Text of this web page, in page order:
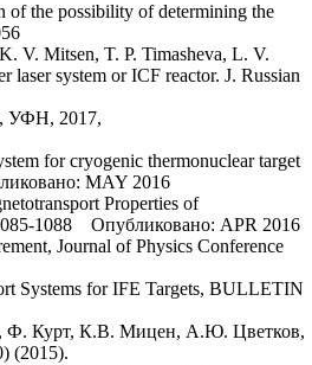
of the possibility of determining the
V. Mitsen, T. P. Timasheva, L. V.
system or ICF reactor. J. Russian
УФН, 2017,
for cryogenic thermonuclear target
MAY 2016
Properties of
1088 Опубликовано: APR 2016
Journal of Physics Conference
Systems for IFE Targets, BULLETIN
Ф. Курт, К.В. Мицен, А.Ю. Цветков,
(2015).